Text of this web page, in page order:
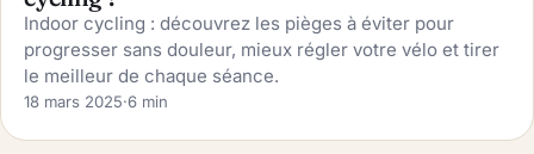
Indoor cycling : découvrez les pièges à éviter pour
progresser sans douleur, mieux régler votre vélo et tirer
le meilleur de chaque séance.
18 mars 2025·6 min